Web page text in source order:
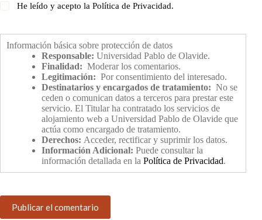
He leído y acepto laPolítica de Privacidad.
Información básica sobre protección de datos
Responsable: Universidad Pablo de Olavide.
Finalidad: Moderar los comentarios.
Legitimación: Por consentimiento del interesado.
Destinatarios y encargados de tratamiento: No se
ceden o comunican datos a terceros para prestar este
servicio. El Titular ha contratado los servicios de
alojamiento web a Universidad Pablo de Olavide que
actúa como encargado de tratamiento.
Derechos: Acceder, rectificar y suprimir los datos.
Información Adicional: Puede consultar la
información detallada en la Política de Privacidad.
Publicar el comentario